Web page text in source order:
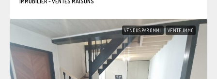
VENDUS PAR OMMI VENTE IMMO